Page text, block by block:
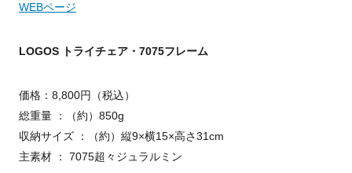
WEBページ
LOGOS トライチェア・7075フレーム
価格：8,800円（税込）
総重量 ：（約）850g
収納サイズ ：（約）縦9×横15×高さ31cm
主素材 ： 7075超々ジュラルミン